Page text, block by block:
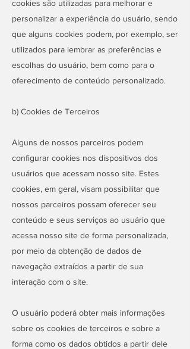
cookies são utilizadas para melhorar e
personalizar a experiência do usuário, sendo
que alguns cookies podem, por exemplo, ser
utilizados para lembrar as preferências e
escolhas do usuário, bem como para o
oferecimento de conteúdo personalizado.
b) Cookies de Terceiros
Alguns de nossos parceiros podem
configurar cookies nos dispositivos dos
usuários que acessam nosso site. Estes
cookies, em geral, visam possibilitar que
nossos parceiros possam oferecer seu
conteúdo e seus serviços ao usuário que
acessa nosso site de forma personalizada,
por meio da obtenção de dados de
navegação extraídos a partir de sua
interação com o site.
O usuário poderá obter mais informações
sobre os cookies de terceiros e sobre a
forma como os dados obtidos a partir dele